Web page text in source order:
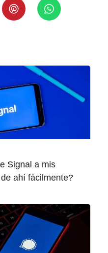
Signal a mis
ahí fácilmente?